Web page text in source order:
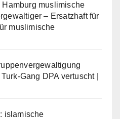
muslimische
– Ersatzhaft für
muslimische
Gang DPA vertuscht |
islamische